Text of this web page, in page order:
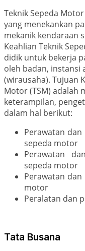
Teknik Sepeda
yang menekankan
mekanik kendaraan
Keahlian Teknik
didik untuk bekerja
oleh badan, instansi
(wirausaha). Tujuan
Motor (TSM) adalah
keterampilan,
dalam hal berikut:
Perawatan
sepeda motor
Perawatan
sepeda motor
Perawatan
motor
Peralatan dan
Tata Busana